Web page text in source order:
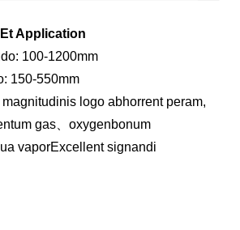
Application
100-1200mm
150-550mm
logo abhorrent peram,
gas、oxygenbonum
vaporExcellent signandi